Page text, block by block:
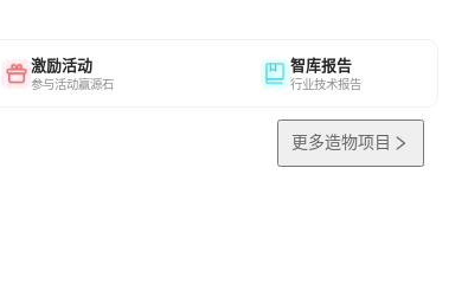
激励活动
参与活动赢源石
智库报告
行业技术报告
更多造物项目